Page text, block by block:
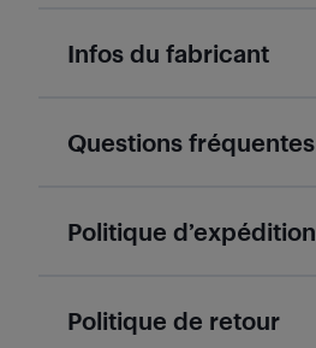
Infos du fabricant
Questions fréquentes
Politique d’expédition
Politique de retour